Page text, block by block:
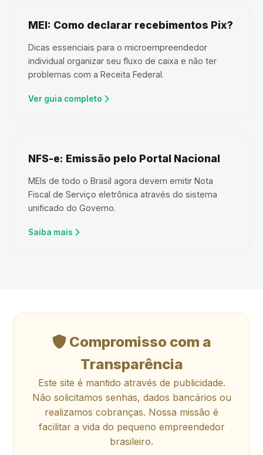
MEI: Como declarar recebimentos Pix?
Dicas essenciais para o microempreendedor
individual organizar seu fluxo de caixa e não ter
problemas com a Receita Federal.
Ver guia completo
NFS-e: Emissão pelo Portal Nacional
MEIs de todo o Brasil agora devem emitir Nota
Fiscal de Serviço eletrônica através do sistema
unificado do Governo.
Saiba mais
Compromisso com a
Transparência
Este site é mantido através de publicidade.
Não solicitamos senhas, dados bancários ou
realizamos cobranças. Nossa missão é
facilitar a vida do pequeno empreendedor
brasileiro.